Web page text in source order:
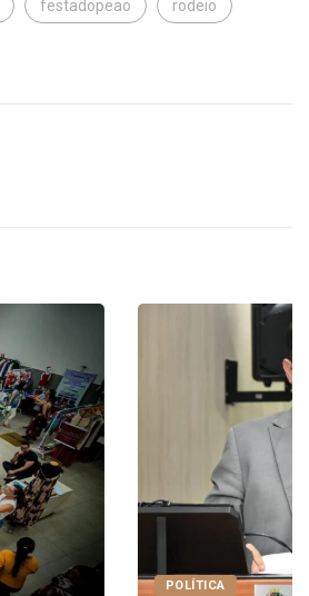
festadopeao rodeio